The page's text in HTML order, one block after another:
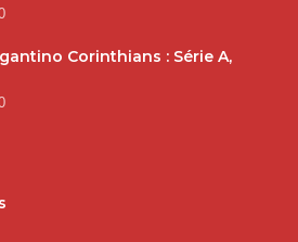
Corinthians : Série A,